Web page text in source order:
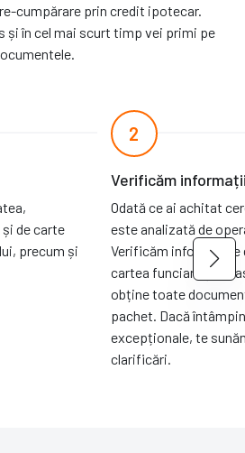
cumpărare prin credit ipotecar.
și în cel mai scurt timp vei primi pe
de carte
precum și
2
Verificăm
Odată ce ai achitat
este analizată de
Verificăm informațiile
cartea funciară și ne
obține toate
pachet. Dacă
excepționale, te
clarificări.